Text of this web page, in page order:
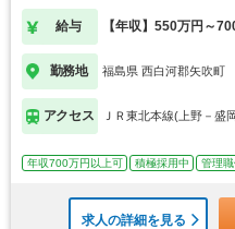
給与 【年収】550万円～
勤務地 福島県 西白河郡矢吹町
アクセス ＪＲ東北本線(上野－盛
年収700万円以上可 積極採用中 管理
求人の詳細を見る